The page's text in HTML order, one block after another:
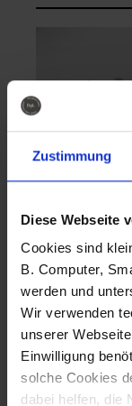
Zustimmung
Diese Webseite
Cookies sind
B. Computer,
werden und
Wir verwenden
unserer
Einwilligung
solche Cookies
dabei helfen, die
Fotografo:
Sternbach
Download